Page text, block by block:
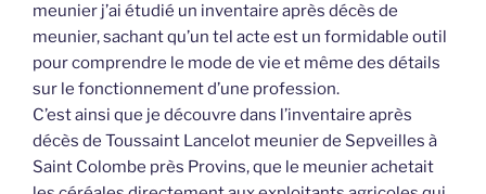
meunier j’ai étudié un inventaire après décès de
meunier, sachant qu’un tel acte est un formidable outil
pour comprendre le mode de vie et même des détails
sur le fonctionnement d’une profession.
C’est ainsi que je découvre dans l’inventaire après
décès de Toussaint Lancelot meunier de Sepveilles à
Saint Colombe près Provins, que le meunier achetait